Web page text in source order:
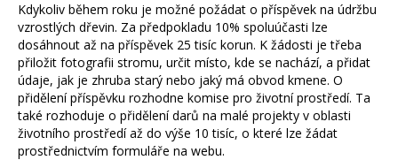
Kdykoliv během roku je možné požádat o příspěvek na údržbu
vzrostlých dřevin. Za předpokladu 10% spoluúčasti lze
dosáhnout až na příspěvek 25 tisíc korun. K žádosti je třeba
přiložit fotografii stromu, určit místo, kde se nachází, a přidat
údaje, jak je zhruba starý nebo jaký má obvod kmene. O
přidělení příspěvku rozhodne komise pro životní prostředí. Ta
také rozhoduje o přidělení darů na malé projekty v oblasti
životního prostředí až do výše 10 tisíc, o které lze žádat
prostřednictvím formuláře na webu.